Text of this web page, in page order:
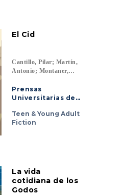
El Cid
Cantillo, Pilar; Martín,
Antonio; Montaner,
David; Pérez, Ramón;
Soto, José; Tena,
Prensas
Universitarias de
Teen & Young Adult
Fiction
La vida
cotidiana de los
Godos